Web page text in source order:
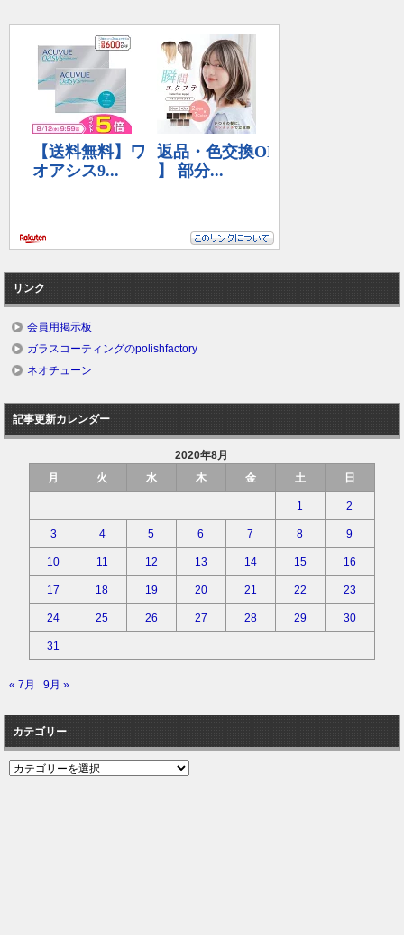
リンク
会員用掲示板
ガラスコーティングのpolishfactory
ネオチューン
記事更新カレンダー
2020年8月
月
火 水 木 金 土 日
1 2
3 4 5 6 7 8 9
10 11 12 13 14 15 16
17 18 19 20 21 22 23
24 25 26 27 28 29 30
31
« 7月 9月 »
カテゴリー
カ